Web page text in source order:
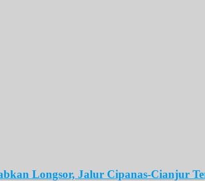
Longsor, Jalur Cipanas-Cianjur